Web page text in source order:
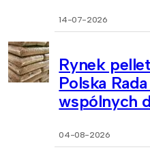
14-07-2026
Rynek
Polska
wspólnych
04-08-2026